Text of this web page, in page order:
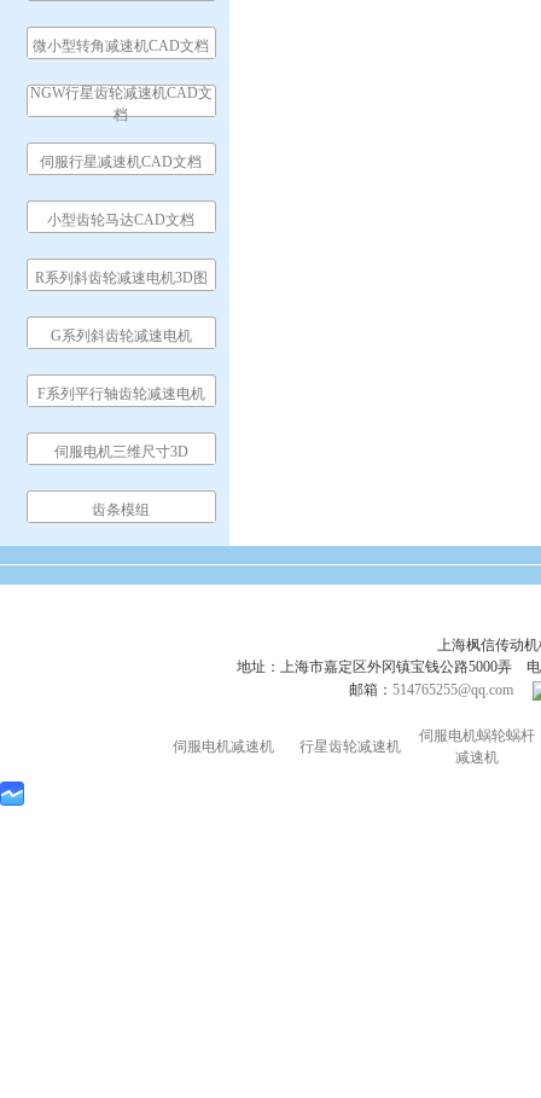
微小型转角减速机CAD文档
NGW行星齿轮减速机CAD文
档
伺服行星减速机CAD文档
小型齿轮马达CAD文档
R系列斜齿轮减速电机3D图
G系列斜齿轮减速电机
F系列平行轴齿轮减速电机
伺服电机三维尺寸3D
齿条模组
上海枫信传动
地址：上海市嘉定区外冈镇宝钱公路5000弄 电
邮箱：514765255@qq.com
伺服电机减速机 行星齿轮减速机
伺服电机蜗轮蜗杆
减速机